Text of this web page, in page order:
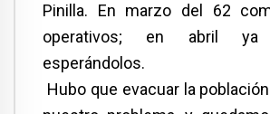
Pinilla. En marzo del 62
operativos; en abril ya
esperándolos.
Hubo que evacuar la